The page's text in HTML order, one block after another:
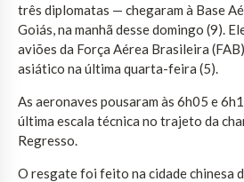
três diplomatas — chegaram à Base
Goiás, na manhã desse domingo (9).
aviões da Força Aérea Brasileira
asiático na última quarta-feira (5).
As aeronaves pousaram às 6h05 e
última escala técnica no trajeto da
Regresso.
O resgate foi feito na cidade chinesa